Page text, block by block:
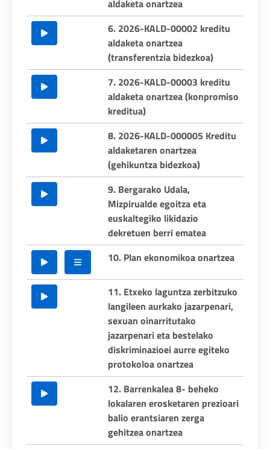
aldaketa onartzea
6. 2026-KALD-00002 kreditu
aldaketa onartzea
(transferentzia bidezkoa)
7. 2026-KALD-00003 kreditu
aldaketa onartzea (konpromiso
kreditua)
8. 2026-KALD-000005 Kreditu
aldaketaren onartzea
(gehikuntza bidezkoa)
9. Bergarako Udala,
Mizpirualde egoitza eta
euskaltegiko likidazio
dekretuen berri ematea
10. Plan ekonomikoa onartzea
11. Etxeko laguntza zerbitzuko
langileen aurkako jazarpenari,
sexuan oinarritutako
jazarpenari eta bestelako
diskriminazioei aurre egiteko
protokoloa onartzea
12. Barrenkalea 8- beheko
lokalaren erosketaren prezioari
balio erantsiaren zerga
gehitzea onartzea